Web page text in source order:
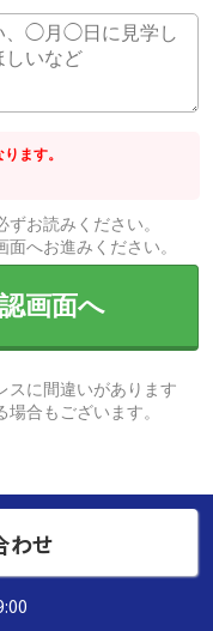
ます。
ずお読みください。
へお進みください。
画面へ
スに間違いがあります
合もございます。
わせ